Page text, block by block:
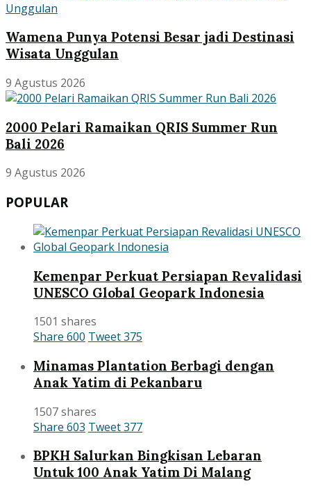
Wamena Punya Potensi Besar jadi Destinasi
Wisata Unggulan
9 Agustus 2026
2000 Pelari Ramaikan QRIS Summer Run
Bali 2026
9 Agustus 2026
POPULAR
Kemenpar Perkuat Persiapan Revalidasi
UNESCO Global Geopark Indonesia
1501 shares
Share 600 Tweet375
Minamas Plantation Berbagi dengan
Anak Yatim di Pekanbaru
1507 shares
Share 603 Tweet377
BPKH Salurkan Bingkisan Lebaran
Untuk 100 Anak Yatim Di Malang